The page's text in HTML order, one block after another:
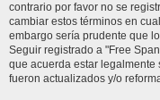
contrario por favor no se
cambiar estos términos en
embargo sería prudente que
Seguir registrado a "Free
que acuerda estar legalmente
fueron actualizados y/o